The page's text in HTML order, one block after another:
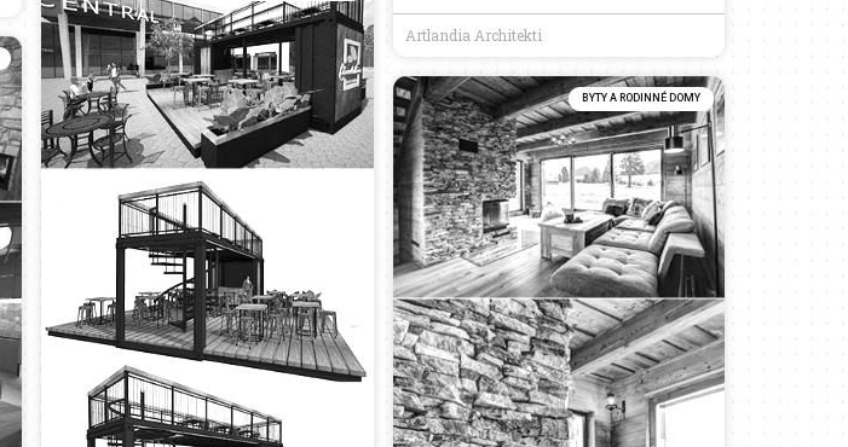
Artlandia Architekti
BYTY A RODINNÉ DOMY